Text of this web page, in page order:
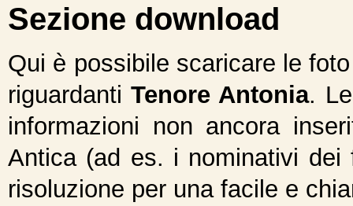
Sezione download
Qui è possibile scaricare le
riguardantiTenore Antonia.
informazioni non ancora
Antica (ad es. i nominativi
risoluzione per una facile e